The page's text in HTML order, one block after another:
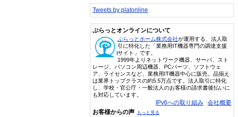
Tweets by platonline
ぷらっとオンラインについて
ぷらっとホーム株式会社が運用する、法人取
引に特化した「業務用IT機器専門の調達支援
サイト」です。
1999年よりネットワーク機器、サーバ、スト
レージ、パソコン周辺機器、PCパーツ、ソフトウェ
ア、ライセンスなど、業務用IT機器中心に販売。品揃え
は業界トップクラスの約5.5万点です。法人取引に特化
し、学校・官公庁・一般法人のお客様の請求書後払いに
も対応しています。
IPv6への取り組み 会社概要
お客様からの声 もっと見る